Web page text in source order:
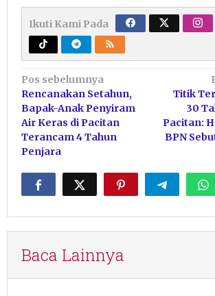
Ikuti Kami Pada
Navigasi
pos
Pos sebelumnya
Rencanakan Setahun,
Bapak-Anak Penyiram
Air Keras di Pacitan
Terancam 4 Tahun
Penjara
Titik
30
Pacitan:
BPN
Baca Lainnya